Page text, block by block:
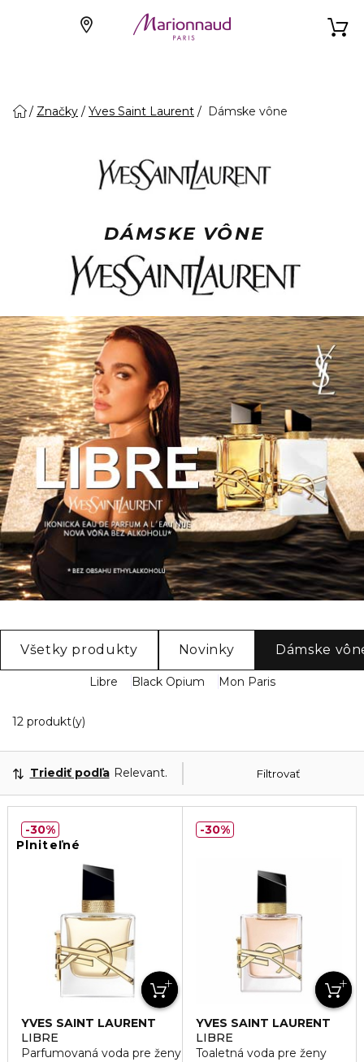
Značky Yves Saint Laurent Dámske vône
DÁMSKE VÔNE
Všetky produkty Novinky Dámske
Libre Black Opium Mon Paris
12 produkt(y)
Filtrovať
Triediť podľa Relevantnosť
Plniteľné
YVES SAINT LAURENT
LIBRE
Parfumovaná voda pre ženy
30%
YVES SAINT LAURENT
LIBRE
Toaletná voda pre ženy
30%